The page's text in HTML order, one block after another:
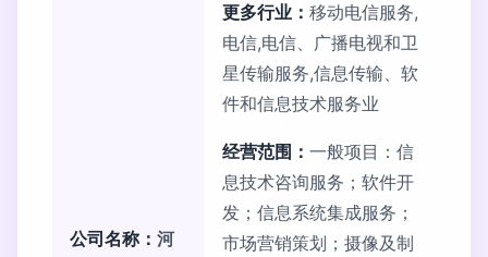
公司名称： 河
更多行业： 移动电信服务,
电信,电信、广播电视和卫
星传输服务,信息传输、软
件和信息技术服务业
经营范围： 一般项目：信
息技术咨询服务；软件开
发；信息系统集成服务；
市场营销策划；摄像及制